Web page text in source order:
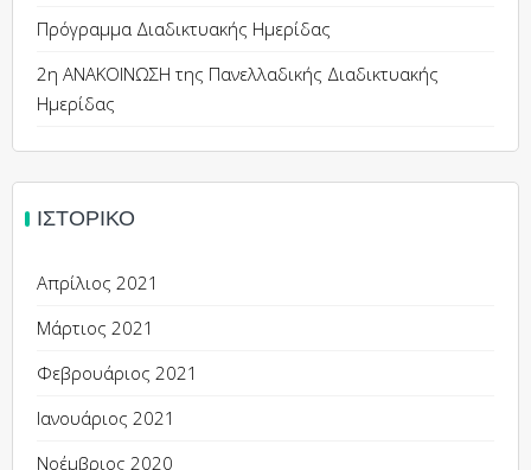
Πρόγραμμα Διαδικτυακής Ημερίδας
2η ΑΝΑΚΟΙΝΩΣΗ της Πανελλαδικής Διαδικτυακής
Ημερίδας
ΙΣΤΟΡΙΚΌ
Απρίλιος 2021
Μάρτιος 2021
Φεβρουάριος 2021
Ιανουάριος 2021
Νοέμβριος 2020